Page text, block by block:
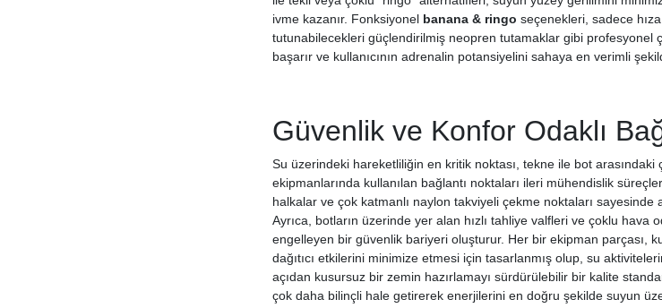
ivme kazanır. Fonksiyonel banana & ringo seçenekleri, sadece
tutunabilecekleri güçlendirilmiş neopren tutamaklar gibi
başarır ve kullanıcının adrenalin potansiyelini sahaya en verimli
Güvenlik ve Konfor Odaklı
Su üzerindeki hareketliliğin en kritik noktası, tekne ile bot arasındaki
ekipmanlarında kullanılan bağlantı noktaları ileri mühendislik
halkalar ve çok katmanlı naylon takviyeli çekme noktaları
Ayrıca, botların üzerinde yer alan hızlı tahliye valfleri ve çoklu hava
engelleyen bir güvenlik bariyeri oluşturur. Her bir ekipman parçası,
dağıtıcı etkilerini minimize etmesi için tasarlanmış olup, su
açıdan kusursuz bir zemin hazırlamayı sürdürülebilir bir kalite
çok daha bilinçli hale getirerek enerjilerini en doğru şekilde suyun